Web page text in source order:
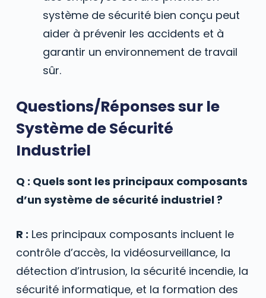
système de sécurité bien conçu peut
aider à prévenir les accidents et à
garantir un environnement de travail
sûr.
Questions/Réponses sur le
Système de Sécurité
Industriel
Q : Quels sont les principaux composants
d’un système de sécurité industriel ?
R : Les principaux composants incluent le
contrôle d’accès, la vidéosurveillance, la
détection d’intrusion, la sécurité incendie, la
sécurité informatique, et la formation des